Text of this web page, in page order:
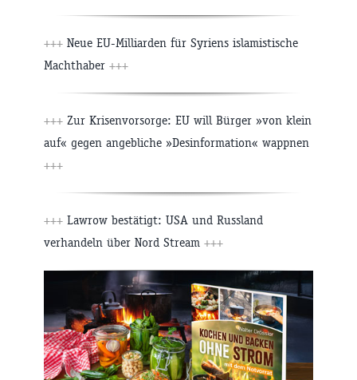
+++ Neue EU-Milliarden für Syriens islamistische
Machthaber +++
+++ Zur Krisenvorsorge: EU will Bürger »von klein
auf« gegen angebliche »Desinformation« wappnen
+++
+++ Lawrow bestätigt: USA und Russland
verhandeln über Nord Stream +++